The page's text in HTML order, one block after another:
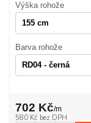
Výška rohože
Barva rohože
702 Kč/m
580 Kč bez DPH